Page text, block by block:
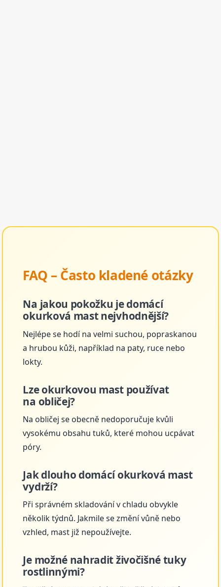
FAQ – Často kladené otázky
Na jakou pokožku je domácí
okurková mast nejvhodnější?
Nejlépe se hodí na velmi suchou, popraskanou
a hrubou kůži, například na paty, ruce nebo
lokty.
Lze okurkovou mast používat
na obličej?
Na obličej se obecně nedoporučuje kvůli
vysokému obsahu tuků, které mohou ucpávat
póry.
Jak dlouho domácí okurková mast
vydrží?
Při správném skladování v chladu obvykle
několik týdnů. Jakmile se změní vůně nebo
vzhled, mast již nepoužívejte.
Je možné nahradit živočišné tuky
rostlinnými?